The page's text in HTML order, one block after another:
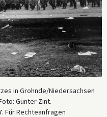
in Grohnde/Niedersachsen
Günter Zint.
Für Rechteanfragen